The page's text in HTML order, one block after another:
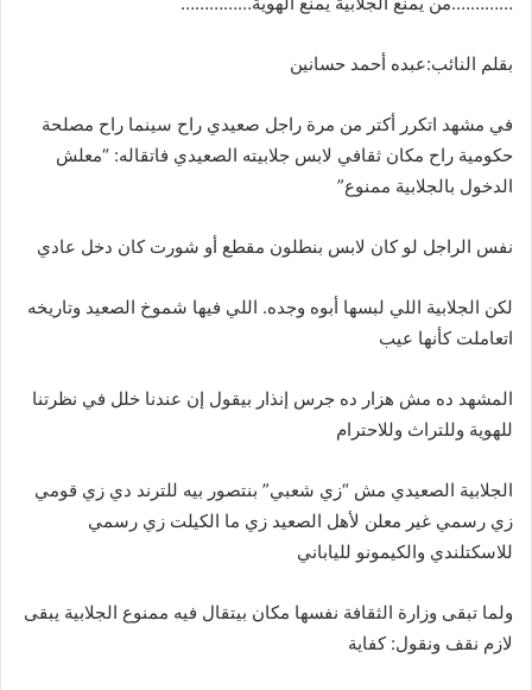
و
ي
بقلم النائب:عبده أحمد حسانين
في مشهد اتكرر أكتر من مرة راجل صعيدي راح سينما راح مصلحة
حكومية راح مكان ثقافي لابس جلابيته الصعيدي فاتقاله: “معلش
الدخول بالجلابية ممنوع”
نفس الراجل لو كان لابس بنطلون مقطع أو شورت كان دخل عادي
لكن الجلابية اللي لبسها أبوه وجده. اللي فيها شموخ الصعيد وتاريخه
اتعاملت كأنها عيب
المشهد ده مش هزار ده جرس إنذار بيقول إن عندنا خلل في نظرتنا
للهوية وللتراث وللاحترام
الجلابية الصعيدي مش “زي شعبي” بنتصور بيه للترند دي زي قومي
زي رسمي غير معلن لأهل الصعيد زي ما الكيلت زي رسمي
للاسكتلندي والكيمونو للياباني
ولما تبقى وزارة الثقافة نفسها مكان بيتقال فيه ممنوع الجلابية يبقى
لازم نقف ونقول: كفاية